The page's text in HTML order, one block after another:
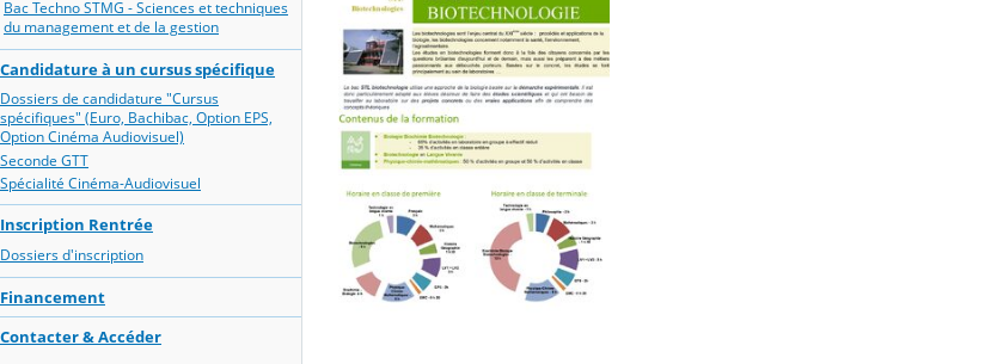
Bac Techno STMG - Sciences et techniques
du management et de la gestion
Candidature à un cursus spécifique
Dossiers de candidature "Cursus
spécifiques" (Euro, Bachibac, Option EPS,
Option Cinéma Audiovisuel)
Seconde GTT
Spécialité Cinéma-Audiovisuel
Inscription Rentrée
Dossiers d'inscription
Financement
Contacter & Accéder